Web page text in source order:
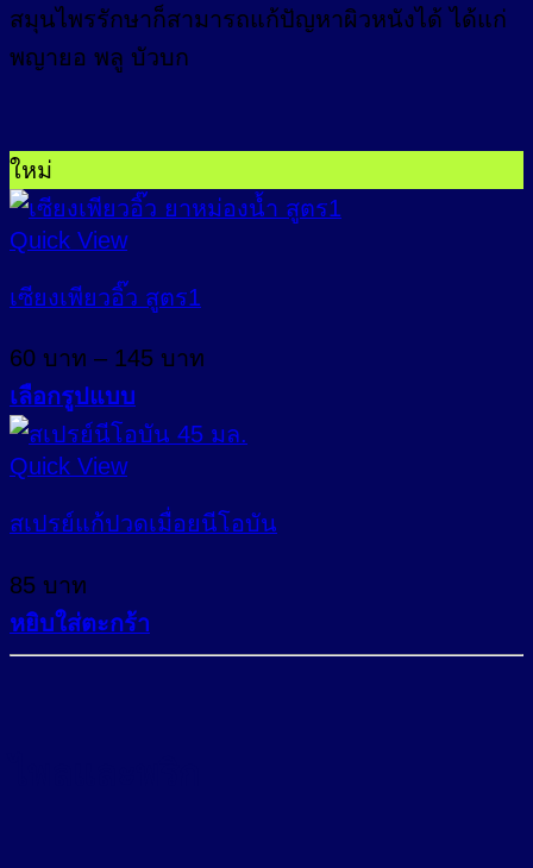
สมุนไพรรักษาก็สามารถแก้ปัญหาผิวหนังได้ ได้แก่
พญายอ พลู บัวบก
ใหม่
Quick View
เซียงเพียวอิ๊ว สูตร1
60 บาท – 145 บาท
through
เลือกรูปแบบ
This
product
has
multiple
variants.
options
may
Quick View
สเปรย์แก้ปวดเมื่อยนีโอบัน
85 บาท
หยิบใส่ตะกร้า